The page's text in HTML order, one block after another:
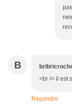
B
<br /> il est
Répondre